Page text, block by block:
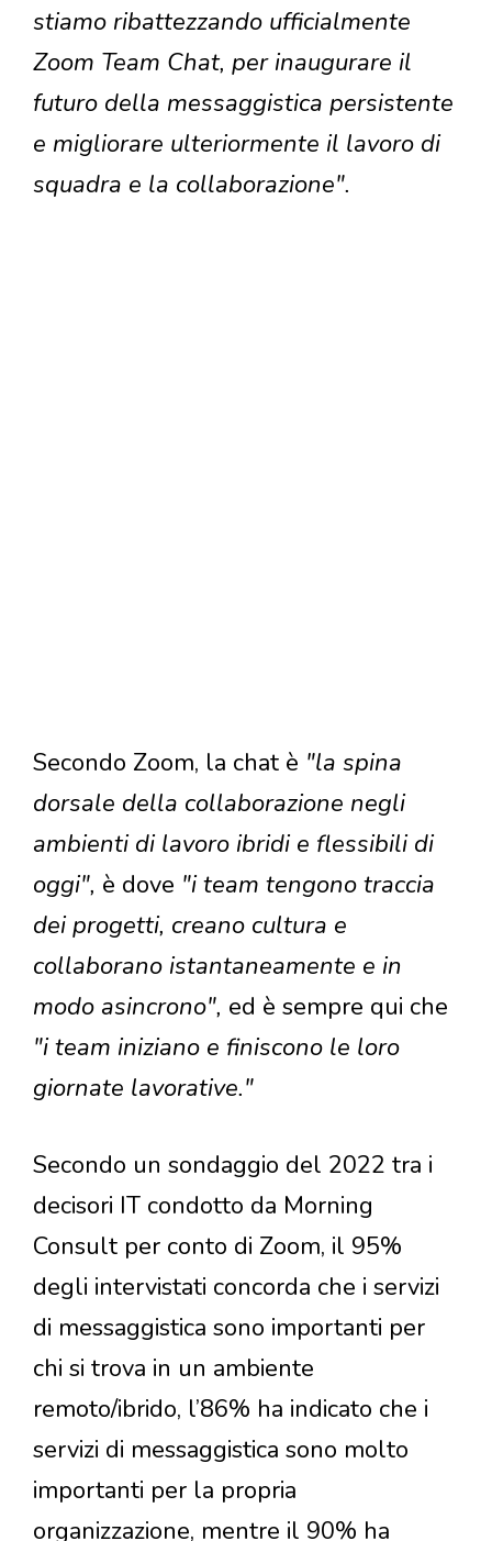
stiamo ribattezzando ufficialmente
Zoom Team Chat, per inaugurare il
futuro della messaggistica persistente
e migliorare ulteriormente il lavoro di
squadra e la collaborazione".
Secondo Zoom, la chat è "la spina
dorsale della collaborazione negli
ambienti di lavoro ibridi e flessibili di
oggi", è dove "i team tengono traccia
dei progetti, creano cultura e
collaborano istantaneamente e in
modo asincrono", ed è sempre qui che
"i team iniziano e finiscono le loro
giornate lavorative."
Secondo un sondaggio del 2022 tra i
decisori IT condotto da Morning
Consult per conto di Zoom, il 95%
degli intervistati concorda che i servizi
di messaggistica sono importanti per
chi si trova in un ambiente
remoto/ibrido, l’86% ha indicato che i
servizi di messaggistica sono molto
importanti per la propria
organizzazione, mentre il 90% ha